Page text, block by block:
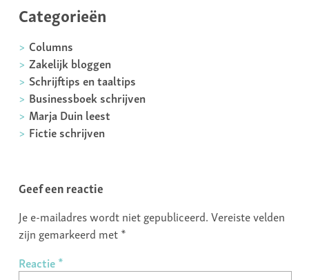
Categorieën
Columns
Zakelijk bloggen
Schrijftips en taaltips
Businessboek schrijven
Marja Duin leest
Fictie schrijven
Geef een reactie
Je e-mailadres wordt niet gepubliceerd.Vereiste velden
zijn gemarkeerd met*
Reactie*